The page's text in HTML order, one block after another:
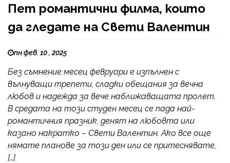
Пет романтични филма, които
да гледате на Свети Валентин
пн фев. 10 , 2025
Без съмнение месец февруари е изпълнен с
вълнуващи трепети, сладки обещания за вечна
любов и надежда за вече наближаващата пролет.
В средата на този студен месец се пада най-
романтичния празник, денят на любовта или
казано накратко – Свети Валентин. Ако все още
нямате планове за този ден или се притеснявате,
[…]